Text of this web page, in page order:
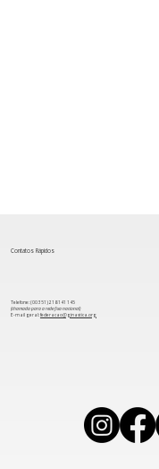
Contatos Rápidos
Telefone: (00 351) 218 141 145
(chamada para a rede fixa nacional)
​E-mail geral:federacao@ginastica.org